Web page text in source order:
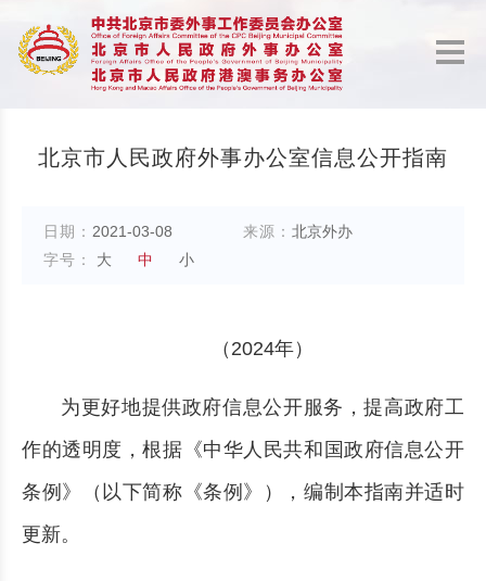
北京市人民政府外事办公室信息公开指南
日期： 2021-03-08 来源： 北京外办
字号：
大 中 小
（2024年）
为更好地提供政府信息公开服务，提高政府工
作的透明度，根据《中华人民共和国政府信息公开
条例》（以下简称《条例》），编制本指南并适时
更新。